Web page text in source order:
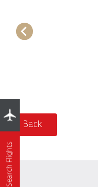
Back
Search Flights